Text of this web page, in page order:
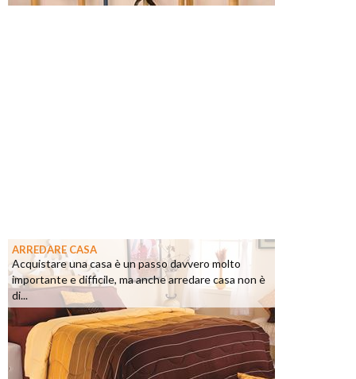
ARREDARE CASA
Acquistare una casa è un passo davvero molto
importante e difficile, ma anche arredare casa non è
di...